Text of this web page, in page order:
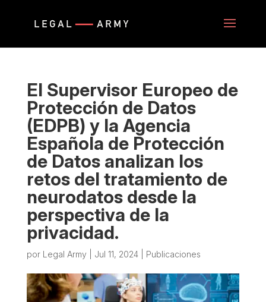
El Supervisor Europeo de
Protección de Datos
(EDPB) y la Agencia
Española de Protección
de Datos analizan los
retos del tratamiento de
neurodatos desde la
perspectiva de la
privacidad.
por Legal Army Jul 11, 2024| Publicaciones